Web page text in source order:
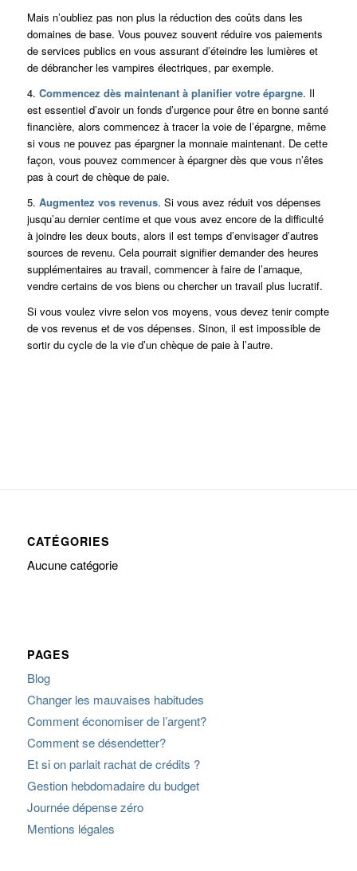
Mais n’oubliez pas non plus la réduction des coûts dans les
domaines de base. Vous pouvez souvent réduire vos paiements
de services publics en vous assurant d’éteindre les lumières et
de débrancher les vampires électriques, par exemple.
4. Commencez dès maintenant à planifier votre épargne. Il
est essentiel d’avoir un fonds d’urgence pour être en bonne santé
financière, alors commencez à tracer la voie de l’épargne, même
si vous ne pouvez pas épargner la monnaie maintenant. De cette
façon, vous pouvez commencer à épargner dès que vous n’êtes
pas à court de chèque de paie.
5. Augmentez vos revenus. Si vous avez réduit vos dépenses
jusqu’au dernier centime et que vous avez encore de la difficulté
à joindre les deux bouts, alors il est temps d’envisager d’autres
sources de revenu. Cela pourrait signifier demander des heures
supplémentaires au travail, commencer à faire de l’arnaque,
vendre certains de vos biens ou chercher un travail plus lucratif.
Si vous voulez vivre selon vos moyens, vous devez tenir compte
de vos revenus et de vos dépenses. Sinon, il est impossible de
sortir du cycle de la vie d’un chèque de paie à l’autre.
CATÉGORIES
Aucune catégorie
PAGES
Blog
Changer les mauvaises habitudes
Comment économiser de l’argent?
Comment se désendetter?
Et si on parlait rachat de crédits ?
Gestion hebdomadaire du budget
Journée dépense zéro
Mentions légales